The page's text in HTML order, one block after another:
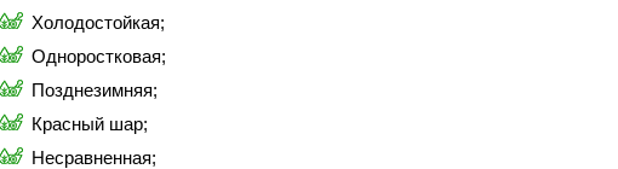
Холодостойкая;
Одноростковая;
Позднезимняя;
Красный шар;
Несравненная;